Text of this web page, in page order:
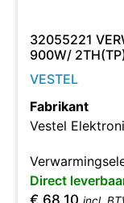
32055221
900W/
VESTEL
Fabrikant
Vestel
Direct
€ 68,10